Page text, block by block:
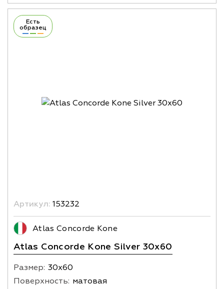
Есть
образец
Артикул: 153232
Atlas Concorde Kone
Atlas Concorde Kone Silver 30x60
Размер: 30х60
Поверхность: матовая